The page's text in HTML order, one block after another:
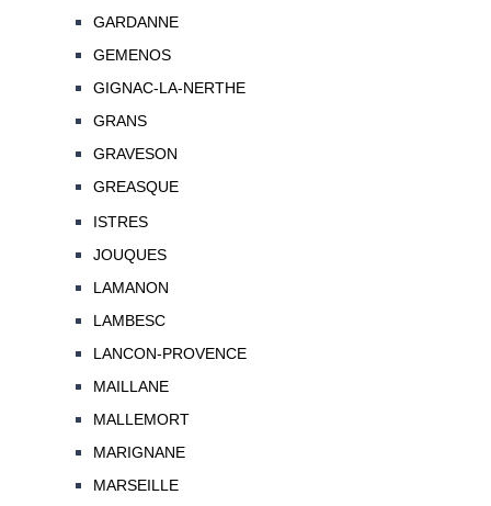
GARDANNE
GEMENOS
GIGNAC-LA-NERTHE
GRANS
GRAVESON
GREASQUE
ISTRES
JOUQUES
LAMANON
LAMBESC
LANCON-PROVENCE
MAILLANE
MALLEMORT
MARIGNANE
MARSEILLE